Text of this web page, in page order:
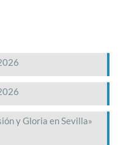
y Gloria en Sevilla»